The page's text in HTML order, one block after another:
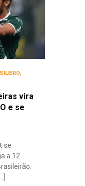
,
vira
e se
se
a 12